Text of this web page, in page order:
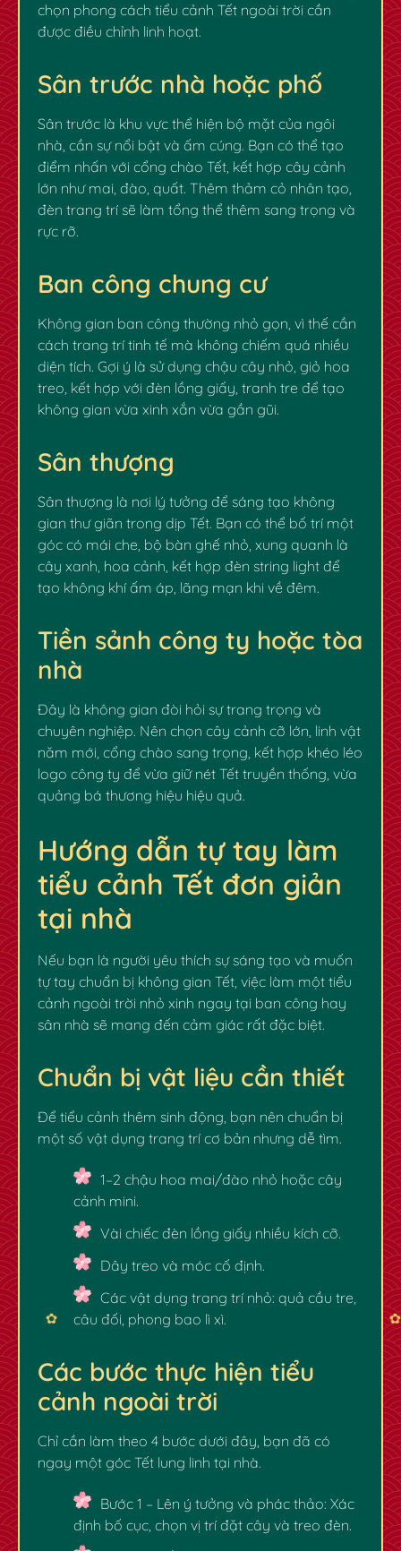
chọn phong cách tiểu cảnh Tết ngoài trời cần
được điều chỉnh linh hoạt.
Sân trước nhà hoặc phố
Sân trước là khu vực thể hiện bộ mặt của ngôi
nhà, cần sự nổi bật và ấm cúng. Bạn có thể tạo
điểm nhấn với cổng chào Tết, kết hợp cây cảnh
lớn như mai, đào, quất. Thêm thảm cỏ nhân tạo,
đèn trang trí sẽ làm tổng thể thêm sang trọng và
rực rỡ.
Ban công chung cư
Không gian ban công thường nhỏ gọn, vì thế cần
cách trang trí tinh tế mà không chiếm quá nhiều
diện tích. Gợi ý là sử dụng chậu cây nhỏ, giỏ hoa
treo, kết hợp với đèn lồng giấy, tranh tre để tạo
không gian vừa xinh xắn vừa gần gũi.
Sân thượng
Sân thượng là nơi lý tưởng để sáng tạo không
gian thư giãn trong dịp Tết. Bạn có thể bố trí một
góc có mái che, bộ bàn ghế nhỏ, xung quanh là
cây xanh, hoa cảnh, kết hợp đèn string light để
tạo không khí ấm áp, lãng mạn khi về đêm.
Tiền sảnh công ty hoặc tòa
nhà
Đây là không gian đòi hỏi sự trang trọng và
chuyên nghiệp. Nên chọn cây cảnh cỡ lớn, linh vật
năm mới, cổng chào sang trọng, kết hợp khéo léo
logo công ty để vừa giữ nét Tết truyền thống, vừa
quảng bá thương hiệu hiệu quả.
Hướng dẫn tự tay làm
tiểu cảnh Tết đơn giản
tại nhà
Nếu bạn là người yêu thích sự sáng tạo và muốn
tự tay chuẩn bị không gian Tết, việc làm một tiểu
cảnh ngoài trời nhỏ xinh ngay tại ban công hay
sân nhà sẽ mang đến cảm giác rất đặc biệt.
Chuẩn bị vật liệu cần thiết
Để tiểu cảnh thêm sinh động, bạn nên chuẩn bị
một số vật dụng trang trí cơ bản nhưng dễ tìm.
1–2 chậu hoa mai/đào nhỏ hoặc cây
cảnh mini.
Vài chiếc đèn lồng giấy nhiều kích cỡ.
Dây treo và móc cố định.
Các vật dụng trang trí nhỏ: quả cầu tre,
câu đối, phong bao lì xì.
Các bước thực hiện tiểu
cảnh ngoài trời
Chỉ cần làm theo 4 bước dưới đây, bạn đã có
ngay một góc Tết lung linh tại nhà.
Bước 1 – Lên ý tưởng và phác thảo: Xác
định bố cục, chọn vị trí đặt cây và treo đèn.